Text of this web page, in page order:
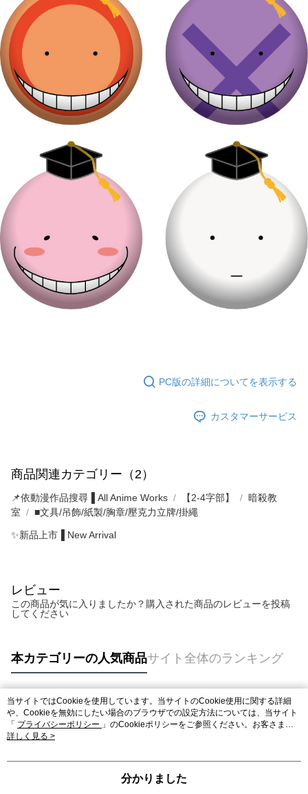
PC版の詳細についてを表示する
カスタマーサービス
商品関連カテゴリー（2）
📌依動漫作品搜尋▐ All Anime Works 【2-4字部】
暗殺教
室
■文具/吊飾/紙製/胸章/壓克力立牌/掛繩
✨新品上市▐ New Arrival
レビュー
この商品が気に入りましたか？購入された商品のレビューを投稿
してください
本カテゴリーの人気商品サイト全体のランキング
人気タグ
当サイトではCookieを使用しています。当サイトのCookie使用に関する詳細
や、Cookieを無効にしたい場合のブラウザでの設定方法については、当サイト
「 プライバシーポリシー 」のCookieポリシーをご参照ください。お客さま
が、当サイトを引き続き使用される場合、当社がサイト利用規約のCookieポリ
詳しく見る >
分かりました